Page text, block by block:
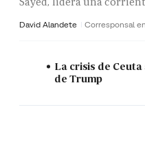
David Alandete Corresponsal
La crisis de
de Trump